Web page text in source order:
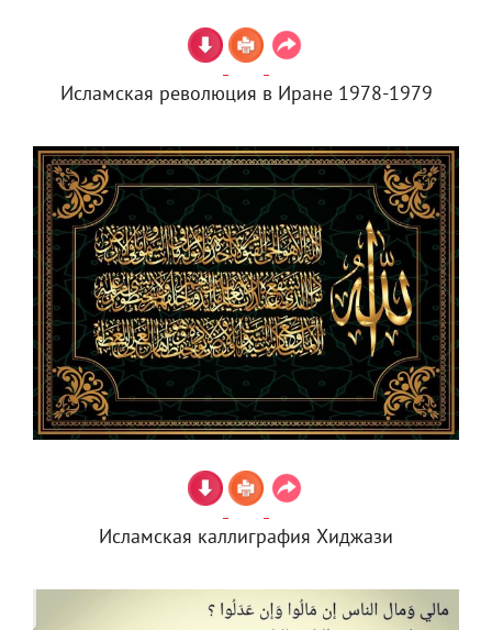
Исламская революция в Иране 1978-1979
Исламская каллиграфия Хиджази